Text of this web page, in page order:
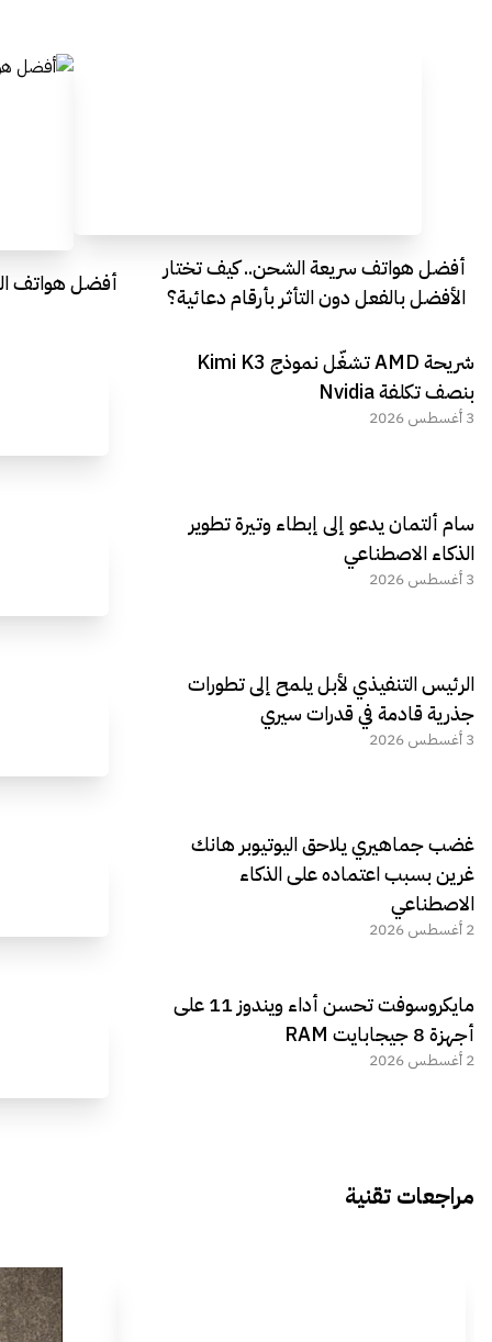
أفضل هواتف سريعة الشحن.. كيف تختار
الأفضل بالفعل دون التأثر بأرقام دعائية؟
أفضل هواتف
شريحة AMD تشغّل نموذج Kimi K3
بنصف تكلفة Nvidia
3 أغسطس 2026
سام ألتمان يدعو إلى إبطاء وتيرة تطوير
الذكاء الاصطناعي
3 أغسطس 2026
الرئيس التنفيذي لأبل يلمح إلى تطورات
جذرية قادمة في قدرات سيري
3 أغسطس 2026
غضب جماهيري يلاحق اليوتيوبر هانك
غرين بسبب اعتماده على الذكاء
الاصطناعي
2 أغسطس 2026
مايكروسوفت تحسن أداء ويندوز 11 على
أجهزة 8 جيجابايت RAM
2 أغسطس 2026
مراجعات تقنية